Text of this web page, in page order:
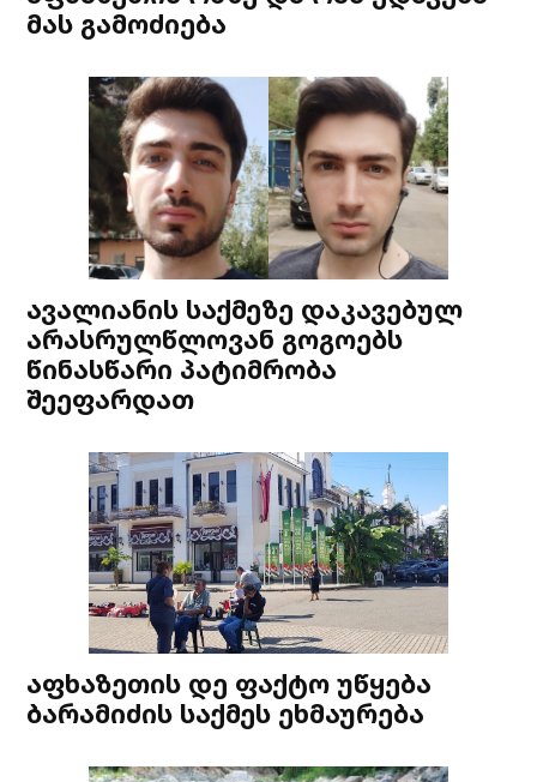
მას გამოძიება
ავალიანის საქმეზე დაკავებულ
არასრულწლოვან გოგოებს
წინასწარი პატიმრობა
შეეფარდათ
აფხაზეთის დე ფაქტო უწყება
ბარამიძის საქმეს ეხმაურება